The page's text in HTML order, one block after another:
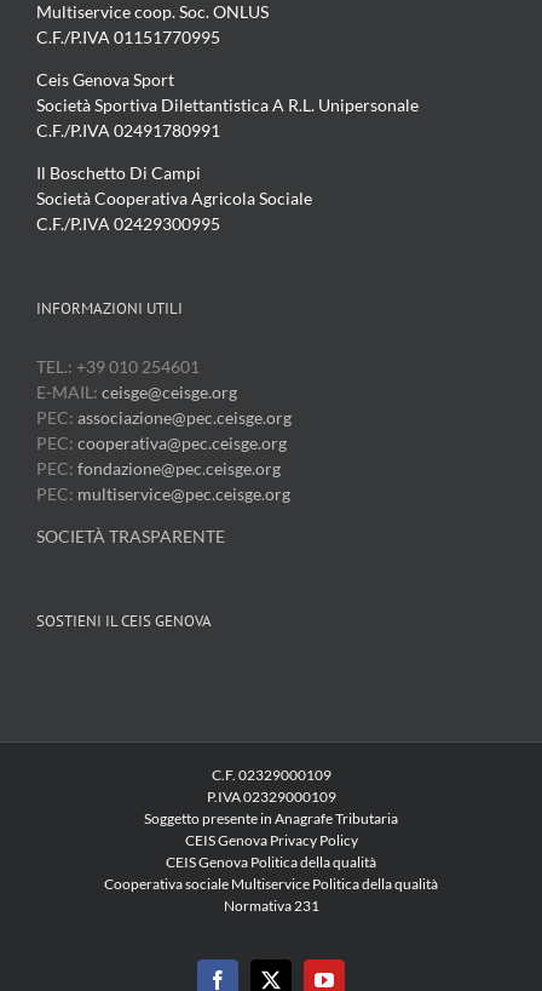
Multiservice coop. Soc. ONLUS
C.F./P.IVA 01151770995
Ceis Genova Sport
Società Sportiva Dilettantistica A R.L. Unipersonale
C.F./P.IVA 02491780991
Il Boschetto Di Campi
Società Cooperativa Agricola Sociale
C.F./P.IVA 02429300995
INFORMAZIONI UTILI
TEL.: +39 010 254601
E-MAIL: ceisge@ceisge.org
PEC: associazione@pec.ceisge.org
PEC: cooperativa@pec.ceisge.org
PEC: fondazione@pec.ceisge.org
PEC: multiservice@pec.ceisge.org
SOCIETÀ TRASPARENTE
SOSTIENI IL CEIS GENOVA
C.F. 02329000109
P.IVA 02329000109
Soggetto presente in Anagrafe Tributaria
CEIS Genova Privacy Policy
CEIS Genova Politica della qualità
Cooperativa sociale Multiservice Politica della qualità
Normativa 231